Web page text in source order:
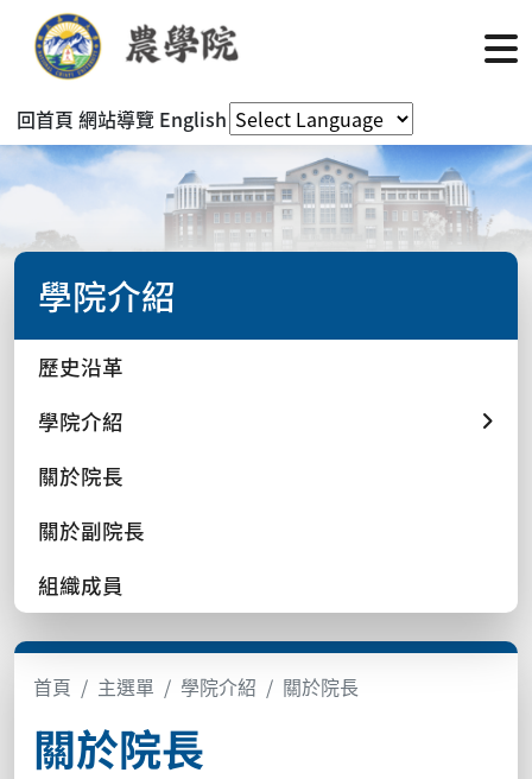
回首頁 網站導覽 English
學院介紹
歷史沿革
學院介紹
關於院長
關於副院長
組織成員
首頁 主選單 學院介紹 關於院長
關於院長